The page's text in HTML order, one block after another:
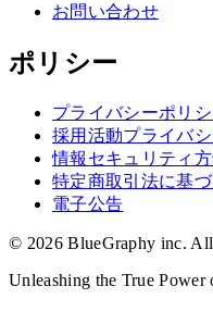
お問い合わせ
ポリシー
プライバシーポリ
採用活動プライバ
情報セキュリティ
特定商取引法に基
電子公告
© 2026 BlueGraphy inc. All
Unleashing the True Power